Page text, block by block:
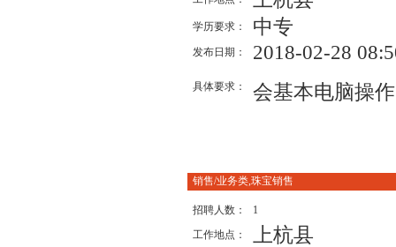
学历要求： 中专
发布日期： 2018-02-28
具体要求： 会基本电脑操
销售/业务类,珠宝销售
招聘人数：
1
工作地点：
上杭县